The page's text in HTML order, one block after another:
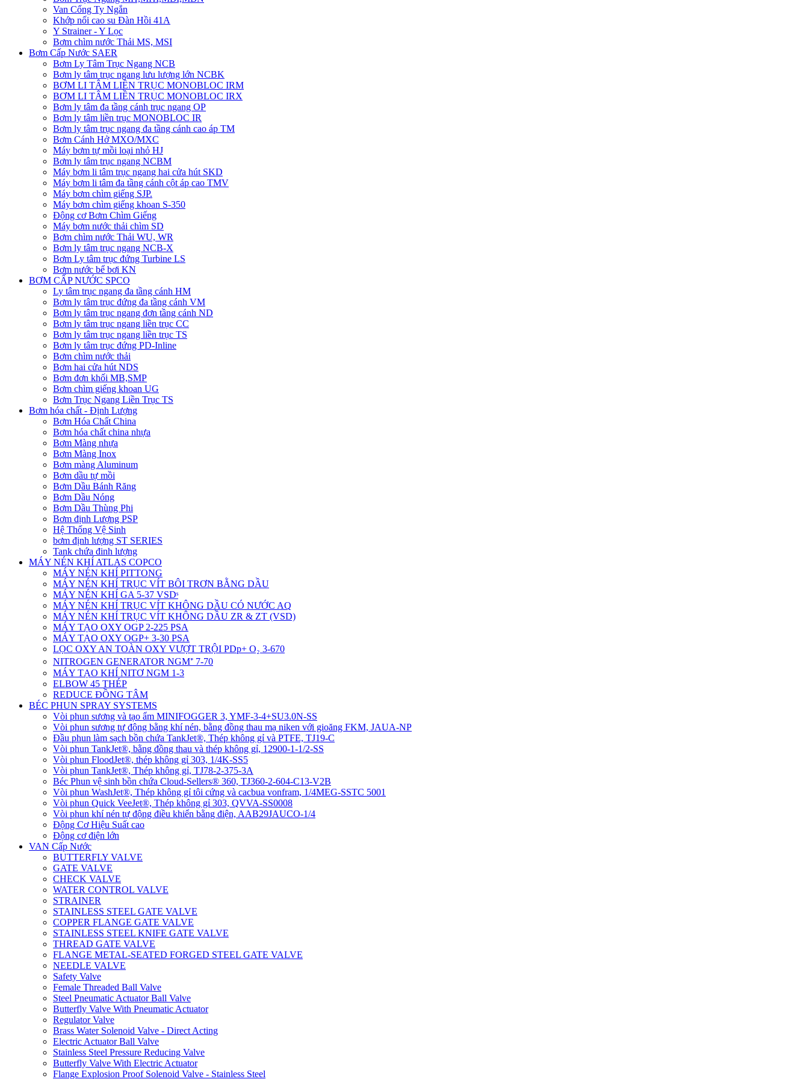
Van Cổng Ty Ngắn
Khớp nối cao su Đàn Hồi 41A
Y Strainer - Y Lọc
Bơm chìm nước Thải MS, MSI
Bơm Cấp Nước SAER
Bơm Ly Tâm Trục Ngang NCB
Bơm ly tâm trục ngang lưu lượng lớn NCBK
BƠM LI TÂM LIỀN TRỤC MONOBLOC IRM
BƠM LI TÂM LIỀN TRỤC MONOBLOC IRX
Bơm ly tâm đa tầng cánh trục ngang OP
Bơm ly tâm liền trục MONOBLOC IR
Bơm ly tâm trục ngang đa tầng cánh cao áp TM
Bơm Cánh Hở MXO/MXC
Máy bơm tự mồi loại nhỏ HJ
Bơm ly tâm trục ngang NCBM
Máy bơm li tâm trục ngang hai cửa hút SKD
​Máy bơm li tâm đa tầng cánh cột áp cao TMV
Máy bơm chìm giếng SJP.
Máy bơm chìm giếng khoan S-350
Động cơ Bơm Chìm Giếng
​Máy bơm nước thải chìm SD
Bơm chìm nước Thải WU, WR
Bơm ly tâm trục ngang NCB-X
Bơm Ly tâm trục đứng Turbine LS
Bơm nước bể bơi KN
BƠM CẤP NƯỚC SPCO
Ly tâm trục ngang đa tầng cánh HM
Bơm ly tâm trục đứng đa tầng cánh VM
Bơm ly tâm trục ngang đơn tầng cánh ND
Bơm ly tâm trục ngang liền trục CC
Bơm ly tâm trục ngang liền trục TS
Bơm ly tâm trục đứng PD-Inline
Bơm chìm nước thải
Bơm hai cửa hút NDS
Bơm đơn khối MB,SMP
Bơm chìm giếng khoan UG
Bơm Trục Ngang Liền Trục TS
Bơm hóa chất - Định Lượng
Bơm Hóa Chất China
Bơm hóa chất china nhựa
Bơm Màng nhựa
Bơm Màng Inox
Bơm màng Aluminum
Bơm dầu tự mồi
Bơm Dầu Bánh Răng
Bơm Dầu Nóng
Bơm Dầu Thùng Phi
Bơm định Lượng PSP
Hệ Thống Vệ Sinh
bơm định lượng ST SERIES
Tank chứa đinh lượng
MÁY NÉN KHÍ ATLAS COPCO
MÁY NÉN KHÍ PITTONG
MÁY NÉN KHÍ TRỤC VÍT BÔI TRƠN BẰNG DẦU
MÁY NÉN KHÍ GA 5-37 VSDˢ
MÁY NÉN KHÍ TRỤC VÍT KHÔNG DẦU CÓ NƯỚC AQ
MÁY NÉN KHÍ TRỤC VÍT KHÔNG DẦU ZR & ZT (VSD)
MÁY TẠO OXY OGP 2-225 PSA
MÁY TẠO OXY OGP+ 3-30 PSA
LỌC OXY AN TOÀN OXY VƯỢT TRỘI PDp+ O₂ 3-670
NITROGEN GENERATOR NGM⁺ 7-70
MÁY TẠO KHÍ NITƠ NGM 1-3
ELBOW 45 THÉP
REDUCE ĐỒNG TÂM
BÉC PHUN SPRAY SYSTEMS
Vòi phun sương và tạo ẩm MINIFOGGER 3, YMF-3-4+SU3.0N-SS
Vòi phun sương tự động bằng khí nén, bằng đồng thau mạ niken với gioăng FKM, JAUA-NP
Đầu phun làm sạch bồn chứa TankJet®, Thép không gỉ và PTFE, TJ19-C
Vòi phun TankJet®, bằng đồng thau và thép không gỉ, 12900-1-1/2-SS
Vòi phun FloodJet®, thép không gỉ 303, 1/4K-SS5
Vòi phun TankJet®, Thép không gỉ, TJ78-2-375-3A
Béc Phun vệ sinh bồn chứa Cloud-Sellers® 360, TJ360-2-604-C13-V2B
Vòi phun WashJet®, Thép không gỉ tôi cứng và cacbua vonfram, 1/4MEG-SSTC 5001
Vòi phun Quick VeeJet®, Thép không gỉ 303, QVVA-SS0008
Vòi phun khí nén tự động điều khiển bằng điện, AAB29JAUCO-1/4
Động Cơ Hiệu Suất cao
Động cơ điện lớn
VAN Cấp Nước
BUTTERFLY VALVE
GATE VALVE
CHECK VALVE
WATER CONTROL VALVE
STRAINER
STAINLESS STEEL GATE VALVE
COPPER FLANGE GATE VALVE
STAINLESS STEEL KNIFE GATE VALVE
THREAD GATE VALVE
FLANGE METAL-SEATED FORGED STEEL GATE VALVE
NEEDLE VALVE
Safety Valve
Female Threaded Ball Valve
Steel Pneumatic Actuator Ball Valve
Butterfly Valve With Pneumatic Actuator
Regulator Valve
Brass Water Solenoid Valve - Direct Acting
Electric Actuator Ball Valve
Stainless Steel Pressure Reducing Valve
Butterfly Valve With Electric Actuator
Flange Explosion Proof Solenoid Valve - Stainless Steel